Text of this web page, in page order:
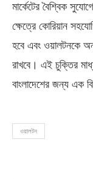
মার্কেটের বৈশ্বিক
ক্ষেত্রে কোরিয়ান
হবে এবং ওয়ালটনকে
রাখবে। এই চুক্তির
বাংলাদেশের জন্য এক
ওয়ালটন